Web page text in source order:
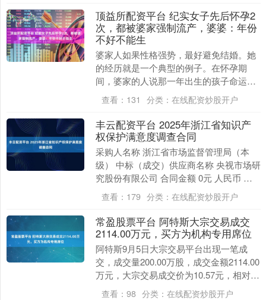
顶益所配资平台 纪实女子先后怀孕2
次，都被婆家强制流产，婆婆：年份
不好不能生
婆家人如果性格强势，最好避免结婚。她
的经历就是一个典型的例子。在怀孕期
间，婆家的人说那一年出生的孩子命运不
好，因此要求她打掉孩子。这种情况发生
了两年，婆家强硬要....
查看： 131 分类： 在线配资炒股开户
丰云配资平台 2025年浙江省知识产
权保护满意度调查合同
采购人名称 浙江省市场监督管理局（本
级） 中标（成交）供应商名称 央视市场研
究股份有限公司 合同金额 0元 人民币 合
同期限 年 合同签署时间 2025-09-....
查看： 179 分类： 在线配资炒股开户
常盈股票平台 阿特斯大宗交易成交
2114.00万元，买方为机构专用席位
阿特斯9月5日大宗交易平台出现一笔成
交，成交量200.00万股，成交金额2114.00
万元，大宗交易成交价为10.57元，相对今
日收盘价折价11.77%。该笔交....
查看： 98 分类： 在线配资炒股开户